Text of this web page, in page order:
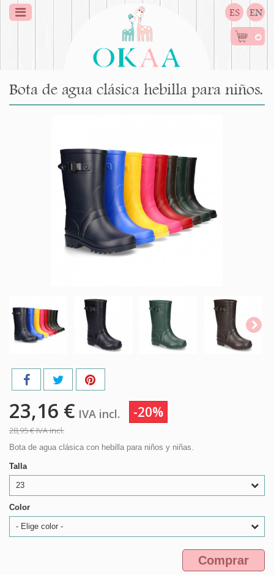
ES EN
0
Bota de agua clásica hebilla para niños.
23,16 € IVA incl. -20%
28,95 €IVA incl.
Bota de agua clásica con hebilla para niños y niñas.
Talla
23
Color
- Elige color -
Comprar